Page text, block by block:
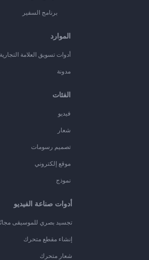
برنامج السفير
الموارد
أدوات تسويق العلامة التجارية
مدونة
الفئات
فيديو
شعار
تصميم رسومات
موقع إلكتروني
نموذج
أدوات صناعة الفيديو
تجسيد بصري للموسيقى
إنشاء مقطع متحرك
شعار متحرك